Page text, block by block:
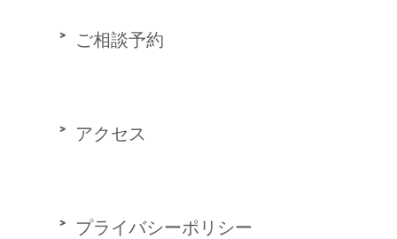
ご相談予約
アクセス
プライバシーポリシー